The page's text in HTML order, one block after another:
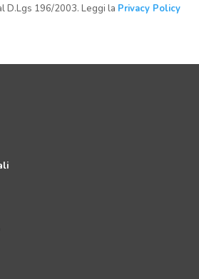
D.Lgs 196/2003. Leggi la Privacy Policy